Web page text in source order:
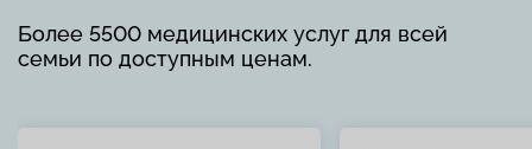
Более 5500 медицинских услуг для всей
семьи по доступным ценам.